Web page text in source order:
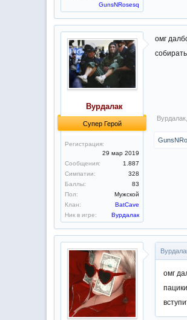
GunsNRosesq
Вурдалак
Супер Герой
Регистрация:
29 мар 2019
Сообщения:
1.887
Симпатии:
328
Баллы:
83
Пол:
Мужской
Клан:
BatCave
Ник в игре:
Вурдалак
омг
Вурдалак
омг